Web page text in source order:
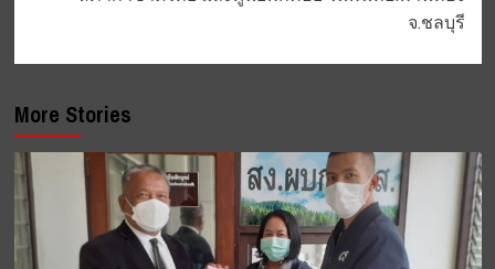
จ.ชลบุรี
More Stories